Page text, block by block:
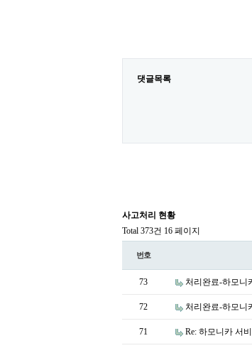
댓글목록
사고처리 현황
Total 373건 16 페이지
번호
73 처리완료-하모니
72 처리완료-하모니
71 Re: 하모니카 서